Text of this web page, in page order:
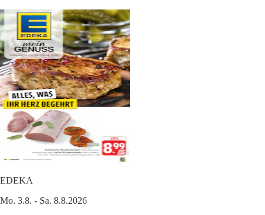
EDEKA
Mo. 3.8. - Sa. 8.8.2026